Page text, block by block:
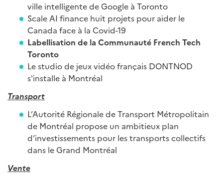
ville intelligente de Google à Toronto
Scale AI finance huit projets pour aider le
Canada face à la Covid-19
Labellisation de la Communauté French Tech
Toronto
Le studio de jeux vidéo français DONTNOD
s'installe à Montréal
Transport
L’Autorité Régionale de Transport Métropolitain
de Montréal propose un ambitieux plan
d’investissements pour les transports collectifs
dans le Grand Montréal
Vente